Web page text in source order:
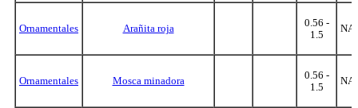
Ornamentales Arañita roja
0.56 -
1.5
NA
Ornamentales Mosca minadora
0.56 -
1.5
NA